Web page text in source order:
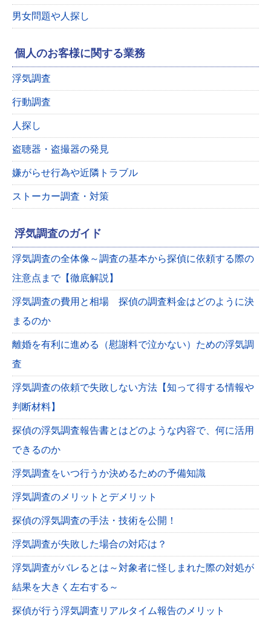
男女問題や人探し
個人のお客様に関する業務
浮気調査
行動調査
人探し
盗聴器・盗撮器の発見
嫌がらせ行為や近隣トラブル
ストーカー調査・対策
浮気調査のガイド
浮気調査の全体像～調査の基本から探偵に依頼する際の
注意点まで【徹底解説】
浮気調査の費用と相場 探偵の調査料金はどのように決
まるのか
離婚を有利に進める（慰謝料で泣かない）ための浮気調
査
浮気調査の依頼で失敗しない方法【知って得する情報や
判断材料】
探偵の浮気調査報告書とはどのような内容で、何に活用
できるのか
浮気調査をいつ行うか決めるための予備知識
浮気調査のメリットとデメリット
探偵の浮気調査の手法・技術を公開！
浮気調査が失敗した場合の対応は？
浮気調査がバレるとは～対象者に怪しまれた際の対処が
結果を大きく左右する～
探偵が行う浮気調査リアルタイム報告のメリット